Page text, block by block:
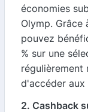
économies
Olymp. Grâce
pouvez
% sur une
régulièrement
d'accéder aux
2. Cashback